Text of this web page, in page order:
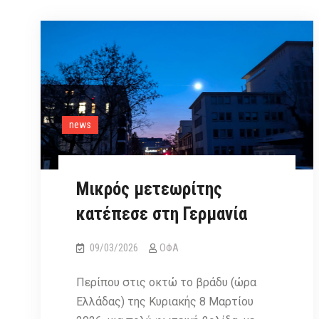
news
Μικρός μετεωρίτης
κατέπεσε στη Γερμανία
09/03/2026 ΟΦΑ
Περίπου στις οκτώ το βράδυ (ώρα
Ελλάδας) της Κυριακής 8 Μαρτίου